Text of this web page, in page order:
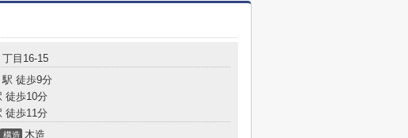
丁目16-15
駅 徒歩9分
徒歩10分
徒歩11分
構造 木造